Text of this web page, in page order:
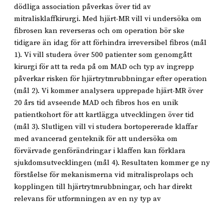
dödliga association påverkas över tid av
mitralisklaffkirurgi. Med hjärt-MR vill vi undersöka om
fibrosen kan reverseras och om operation bör ske
tidigare än idag för att förhindra irreversibel fibros (mål
1). Vi vill studera över 500 patienter som genomgått
kirurgi för att ta reda på om MAD och typ av ingrepp
påverkar risken för hjärtrytmrubbningar efter operation
(mål 2). Vi kommer analysera upprepade hjärt-MR över
20 års tid avseende MAD och fibros hos en unik
patientkohort för att kartlägga utvecklingen över tid
(mål 3). Slutligen vill vi studera bortopererade klaffar
med avancerad genteknik för att undersöka om
förvärvade genförändringar i klaffen kan förklara
sjukdomsutvecklingen (mål 4). Resultaten kommer ge ny
förståelse för mekanismerna vid mitralisprolaps och
kopplingen till hjärtrytmrubbningar, och har direkt
relevans för utformningen av en ny typ av